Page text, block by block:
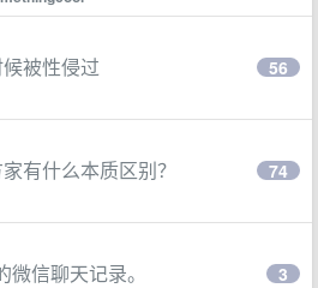
被性侵过 56
有什么本质区别？ 74
信聊天记录。 3